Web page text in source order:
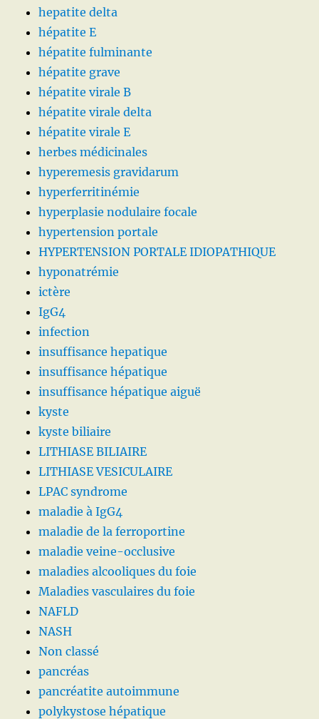
hepatite delta
hépatite E
hépatite fulminante
hépatite grave
hépatite virale B
hépatite virale delta
hépatite virale E
herbes médicinales
hyperemesis gravidarum
hyperferritinémie
hyperplasie nodulaire focale
hypertension portale
HYPERTENSION PORTALE IDIOPATHIQUE
hyponatrémie
ictère
IgG4
infection
insuffisance hepatique
insuffisance hépatique
insuffisance hépatique aiguë
kyste
kyste biliaire
LITHIASE BILIAIRE
LITHIASE VESICULAIRE
LPAC syndrome
maladie à IgG4
maladie de la ferroportine
maladie veine-occlusive
maladies alcooliques du foie
Maladies vasculaires du foie
NAFLD
NASH
Non classé
pancréas
pancréatite autoimmune
polykystose hépatique